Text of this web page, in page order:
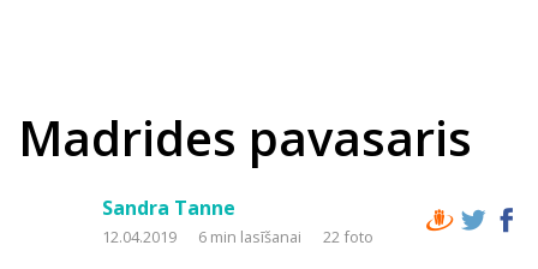
Madrides pavasaris
Sandra Tanne
12.04.2019 6 min lasīšanai 22 foto